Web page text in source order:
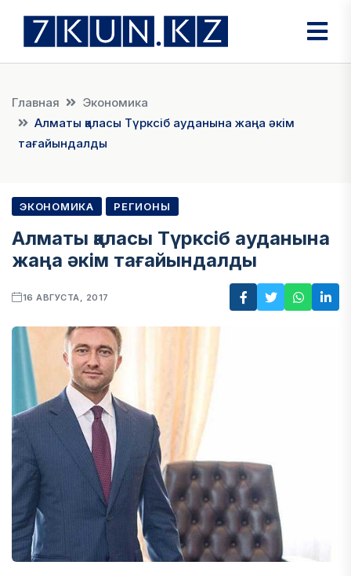
Главная
Экономика
Алматы қаласы Түрксіб ауданына жаңа әкім
тағайындалды
ЭКОНОМИКА РЕГИОНЫ
Алматы қаласы Түрксіб ауданына
жаңа әкім тағайындалды
16 АВГУСТА, 2017